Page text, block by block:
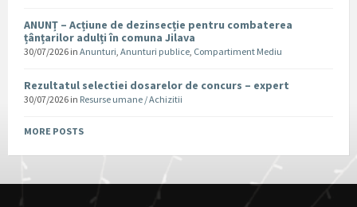
ANUNȚ – Acțiune de dezinsecție pentru combaterea
țânțarilor adulți în comuna Jilava
30/07/2026 in Anunturi, Anunturi publice, Compartiment Mediu
Rezultatul selectiei dosarelor de concurs – expert
30/07/2026 in Resurse umane / Achizitii
MORE POSTS